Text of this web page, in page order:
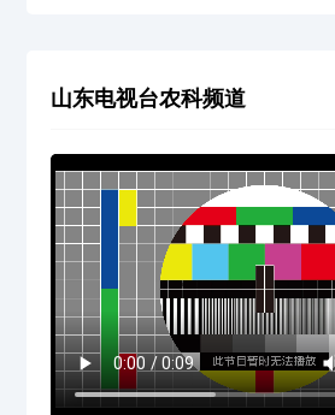
山东电视台农科频道